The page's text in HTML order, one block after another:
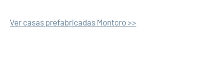
Ver casas prefabricadas Montoro >>